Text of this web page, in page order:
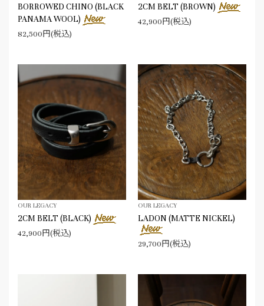
BORROWED CHINO (BLACK
PANAMA WOOL)
82,500円(税込)
2CM BELT (BROWN)
42,900円(税込)
OUR LEGACY
2CM BELT (BLACK)
42,900円(税込)
OUR LEGACY
LADON (MATTE NICKEL)
29,700円(税込)